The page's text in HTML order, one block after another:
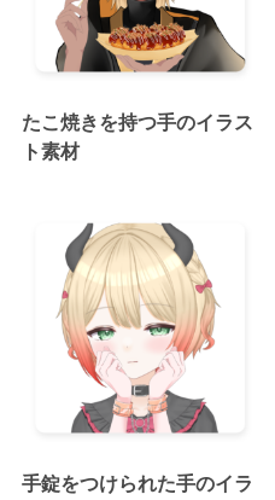
たこ焼きを持つ手のイラス
ト素材
手錠をつけられた手のイラ